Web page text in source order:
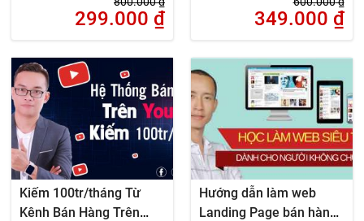
299.000 ₫ 349.000 ₫
Kiếm 100tr/tháng Từ
Kênh Bán Hàng Trên
Hướng dẫn làm web
Landing Page bán hàng